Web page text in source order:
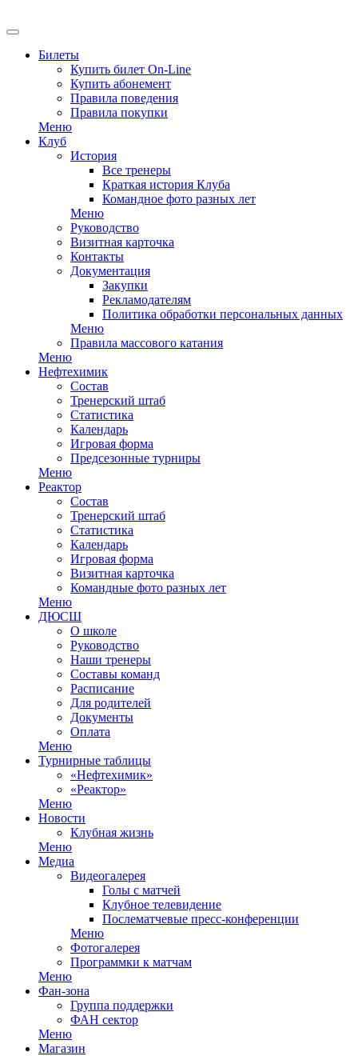
Билеты
Купить билет On-Line
Купить абонемент
Правила поведения
Правила покупки
Меню
Клуб
История
Все тренеры
Краткая история Клуба
Командное фото разных лет
Меню
Руководство
Визитная карточка
Контакты
Документация
Закупки
Рекламодателям
Политика обработки персональных данных
Меню
Правила массового катания
Меню
Нефтехимик
Состав
Тренерский штаб
Статистика
Календарь
Игровая форма
Предсезонные турниры
Меню
Реактор
Состав
Тренерский штаб
Статистика
Календарь
Игровая форма
Визитная карточка
Командные фото разных лет
Меню
ДЮСШ
О школе
Руководство
Наши тренеры
Составы команд
Расписание
Для родителей
Документы
Оплата
Меню
Турнирные таблицы
«Нефтехимик»
«Реактор»
Меню
Новости
Клубная жизнь
Меню
Медиа
Видеогалерея
Голы с матчей
Клубное телевидение
Послематчевые пресс-конференции
Меню
Фотогалерея
Программки к матчам
Меню
Фан-зона
Группа поддержки
ФАН сектор
Меню
Магазин